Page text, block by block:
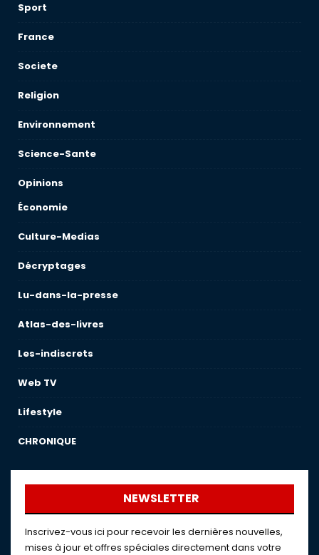
Sport
France
Societe
Religion
Environnement
Science-Sante
Opinions
Économie
Culture-Medias
Décryptages
Lu-dans-la-presse
Atlas-des-livres
Les-indiscrets
Web TV
Lifestyle
CHRONIQUE
NEWSLETTER
Inscrivez-vous ici pour recevoir les dernières nouvelles,
mises à jour et offres spéciales directement dans votre